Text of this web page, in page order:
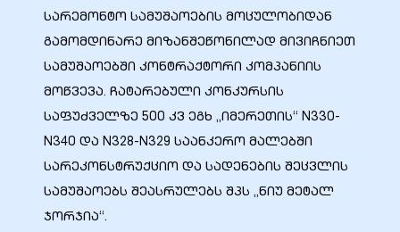
სარემონტო სამუშაოების მოცულობიდან
გამომდინარე მიზანშეწონილად მივიჩნიეთ
სამუშაოებში კონტრაქტორი კომპანიის
მოწვევა. ჩატარებული კონკურსის
საფუძველზე 500 კვ ეგხ „იმერეთის“ N330-
N340 და N328-N329 საანკერო მალებში
სარეკონსტრუქციო და სადენების შეცვლის
სამუშაოებს შეასრულებს შპს „ნიუ მეტალ
ჯორჯია“.